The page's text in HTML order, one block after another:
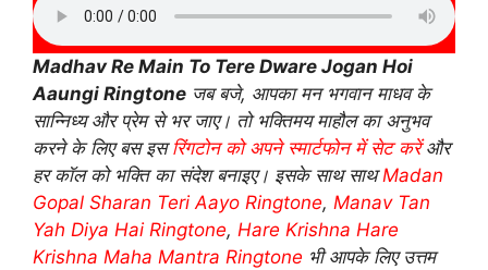
Madhav Re Main To Tere Dware Jogan Hoi
Aaungi Ringtone जब बजे, आपका मन भगवान माधव के
सान्निध्य और प्रेम से भर जाए। तो भक्तिमय माहौल का अनुभव
करने के लिए बस इसरिंगटोन को अपने स्मार्टफोन में सेट करेंऔर
हर कॉल को भक्ति का संदेश बनाइए। इसके साथ साथMadan
Gopal Sharan Teri Aayo Ringtone, Manav Tan
Yah Diya Hai Ringtone, Hare Krishna Hare
Krishna Maha Mantra Ringtone भी आपके लिए उत्तम